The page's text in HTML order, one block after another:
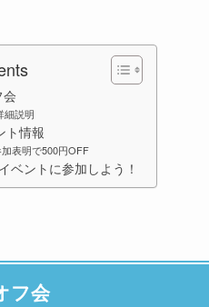
細説明
ト情報
加表明で500円OFF
ベントに参加しよう！
フ会